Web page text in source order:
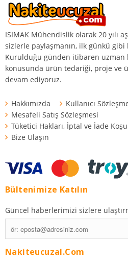
ISIMAK Mühendislik olarak 20 yılı
sizlerle paylaşmanın, ilk günkü gibi
Kurulduğu günden itibaren uzman
konusunda ürün tedariği, proje ve
devam ediyoruz.
Hakkımızda Kullanıcı
Mesafeli Satış Sözleşmesi
Tüketici Hakları, İptal ve İade
Bize Ulaşın
Bültenimize Katılın
Güncel haberlerimizi sizlere
Nakiteucuzal.com